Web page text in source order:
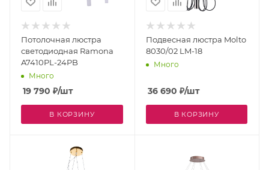
Потолочная люстра
светодиодная Ramona
A7410PL-24PB
Много
19 790 ₽/шт
В КОРЗИНУ
Подвесная люстра Molto
8030/02 LM-18
Много
36 690 ₽/шт
В КОРЗИНУ